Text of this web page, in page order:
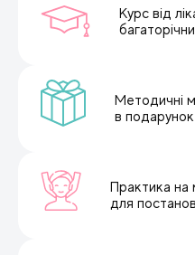
Курс від
Методичні
в подарунок
Практика на
для